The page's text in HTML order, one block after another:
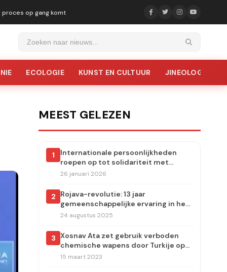
op gang komt
ECOLOGIE KUNST EN CULTUUR JINEOLOGIE
MEEST GELEZEN
1
Internationale persoonlijkheden
roepen op tot solidariteit met
Rojava: aanvallen moeten
26 januari 2026
2
Rojava-revolutie: 13 jaar
gemeenschappelijke ervaring in het
dorp Carudiye
24 augustus 2025
3 Xosnav Ata zet gebruik verboden
chemische wapens door Turkije op
de agenda van het Europees
15 maart 2023